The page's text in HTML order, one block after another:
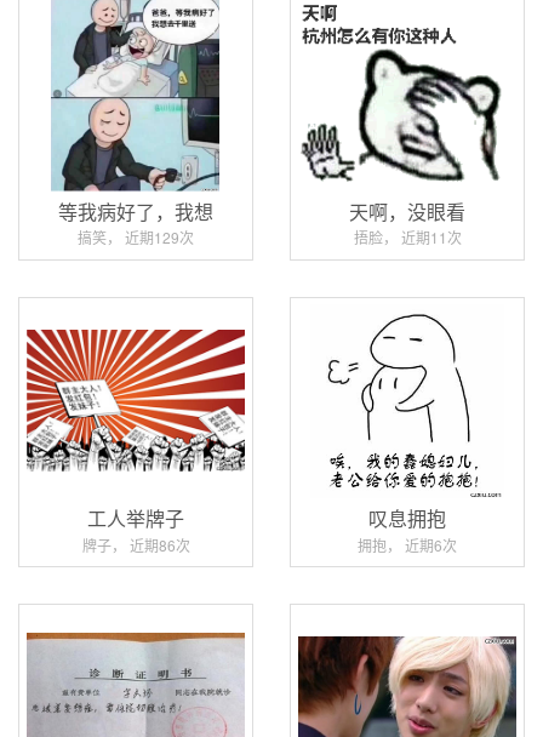
等我病好了，我想
搞笑， 近期129次
天啊，没眼看
捂脸， 近期11次
工人举牌子
牌子， 近期86次
叹息拥抱
拥抱， 近期6次